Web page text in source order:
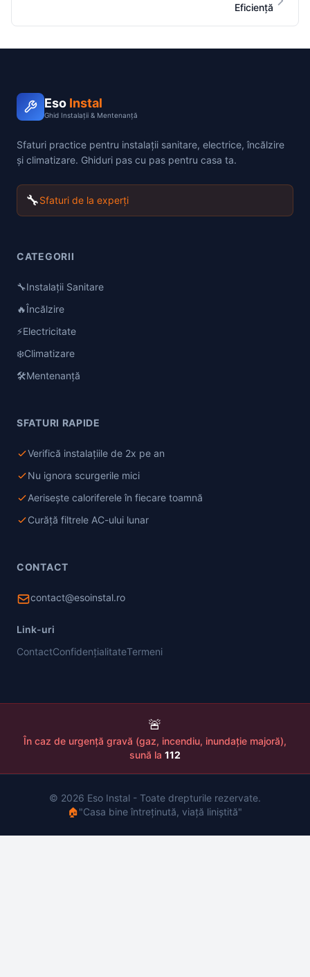
Eficiență
Eso Instal
Ghid Instalații & Mentenanță
Sfaturi practice pentru instalații sanitare, electrice, încălzire
și climatizare. Ghiduri pas cu pas pentru casa ta.
🔧Sfaturi de la experți
CATEGORII
🔧Instalații Sanitare
🔥Încălzire
⚡Electricitate
❄️Climatizare
🛠️Mentenanță
SFATURI RAPIDE
Verifică instalațiile de 2x pe an
Nu ignora scurgerile mici
Aerisește caloriferele în fiecare toamnă
Curăță filtrele AC-ului lunar
CONTACT
contact@esoinstal.ro
Link-uri
ContactConfidențialitateTermeni
🚨
În caz de urgență gravă (gaz, incendiu, inundație majoră),
sună la 112
© 2026 Eso Instal - Toate drepturile rezervate.
🏠"Casa bine întreținută, viață liniștită"